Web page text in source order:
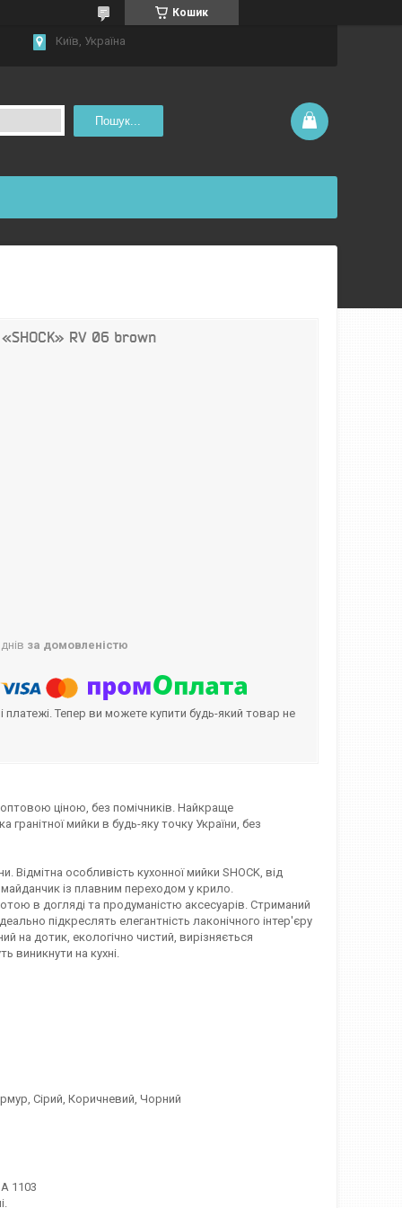
Кошик
Київ, Україна
Пошук...
RV 06 brown
за домовленістю
платежі. Тепер ви можете купити будь-який товар не
ціною, без помічників. Найкраще
гранітної мийки в будь-яку точку України, без
особливість кухонної мийки SHOCK, від
майданчик із плавним переходом у крило.
в догляді та продуманістю аксесуарів. Стриманий
підкреслять елегантність лаконічного інтер'єру
на дотик, екологічно чистий, вирізняється
виникнути на кухні.
Сірий, Коричневий, Чорний
1103